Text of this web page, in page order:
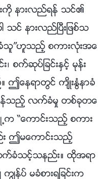
နားလည္ရန္ သင္၏
နားလည္ၿပီးျဖစ္သ
သူ”ဟူသည့္ စကားလုံးအေ
း၊ စက္ဆုပ္ျခင္းႏွင့္ မုန္း
ဤေနရာတြင္ က်ိဳးႏြံနာခံ
န္သည့္ လက္ခံမႈ တစ္ခုတေ
က “ေကာင္းသည့္ စကား
း ဤမေကာင္းသည့္
ခံသင့္သနည္း။ ထိုအရာ
ပ္ မခံစားရျခင္းက